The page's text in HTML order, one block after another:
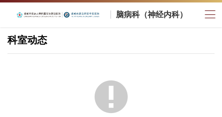
脑病科（神经内科）
科室动态
